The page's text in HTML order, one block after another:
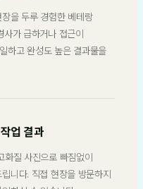
을 두루 경험한 베테랑
사가 급하거나 접근이
하고 완성도 높은 결과물을
업 결과
화질 사진으로 빠짐없이
니다. 직접 현장을 방문하지